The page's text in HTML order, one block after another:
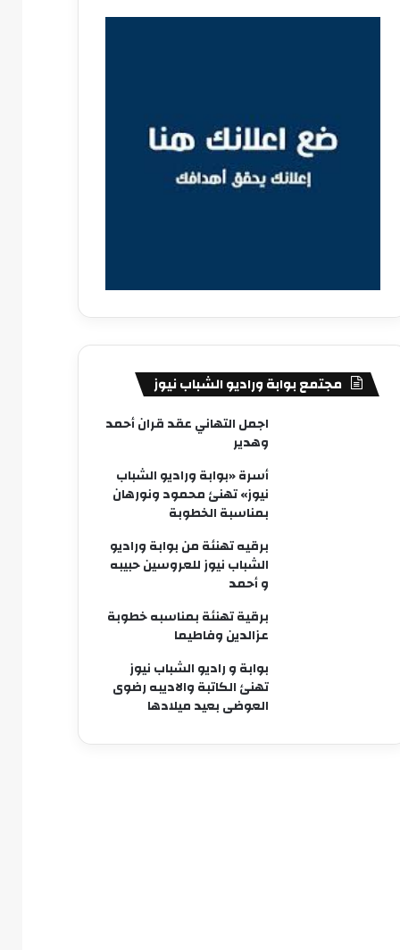
مجتمع بوابة وراديو الشباب نيوز
اجمل التهاني عقد قران أحمد
وهدير
أسرة «بوابة وراديو الشباب
نيوز» تهنئ محمود ونورهان
بمناسبة الخطوبة
برقيه تهنئة من بوابة وراديو
الشباب نيوز للعروسين حبيبه
و أحمد
برقية تهنئة بمناسبه خطوبة
عزالدين وفاطيما
بوابة و راديو الشباب نيوز
تهنئ الكاتبة والاديبه رضوى
العوضى بعيد ميلادها